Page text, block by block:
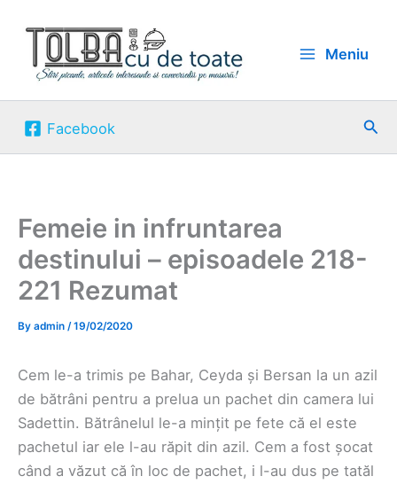
content
Meniu
Facebook
Femeie in infruntarea
destinului – episoadele 218-
221 Rezumat
By admin /19/02/2020
Cem le-a trimis pe Bahar, Ceyda și Bersan la un azil
de bătrâni pentru a prelua un pachet din camera lui
Sadettin. Bătrânelul le-a mințit pe fete că el este
pachetul iar ele l-au răpit din azil. Cem a fost șocat
când a văzut că în loc de pachet, i l-au dus pe tatăl